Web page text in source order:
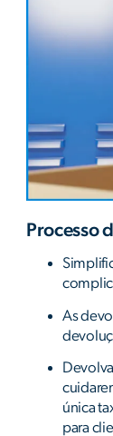
Processo
As
única
para